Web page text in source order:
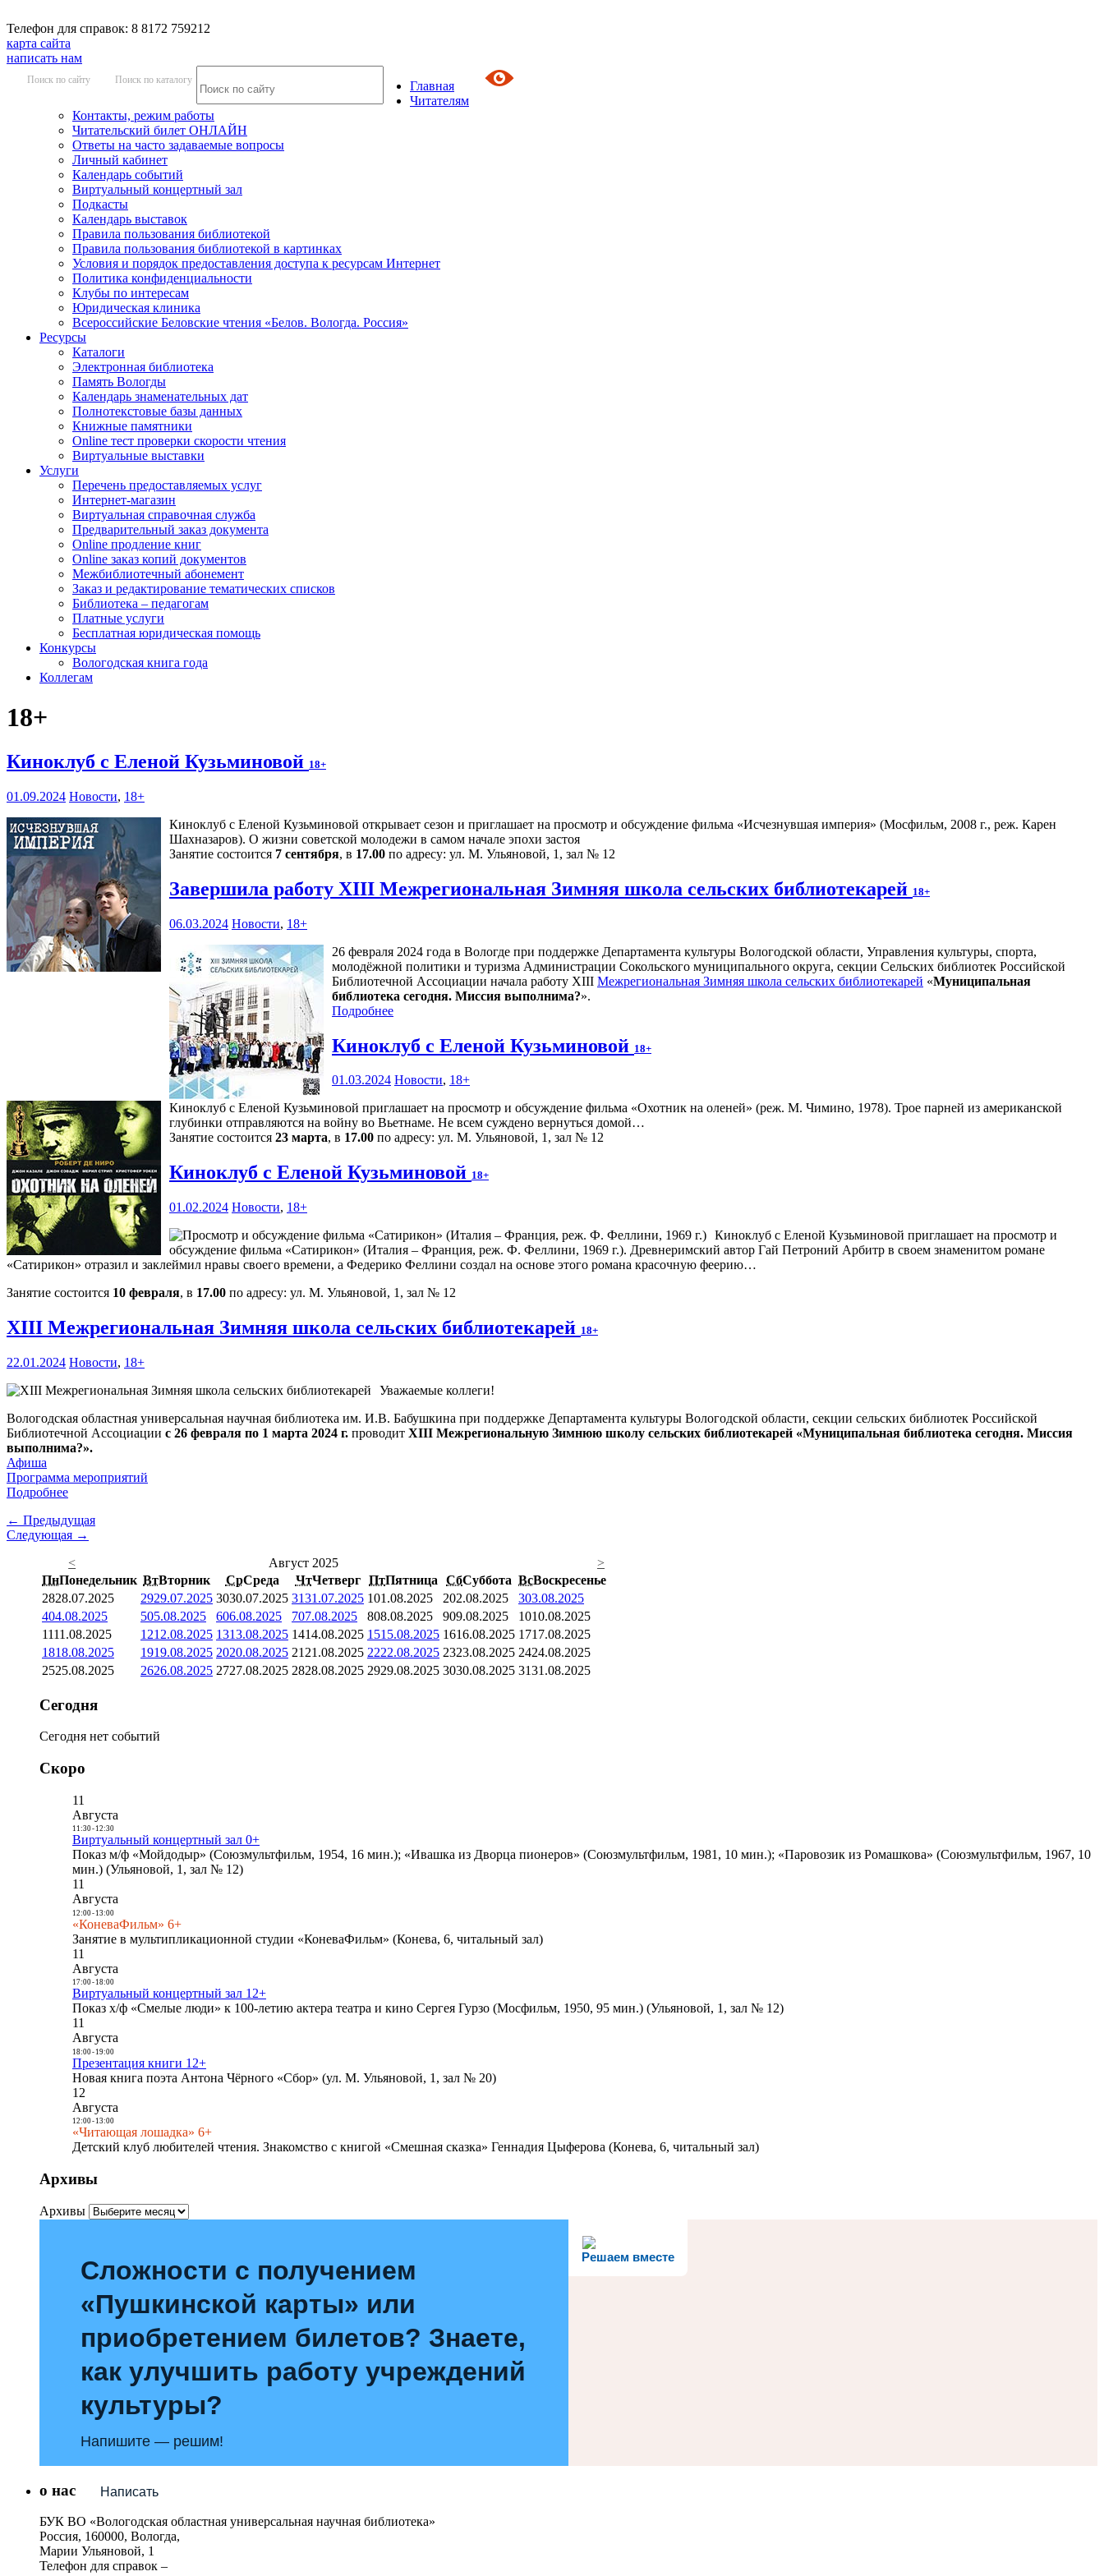
Телефон для справок: 8 8172 759212
карта сайта
написать нам
Поиск по сайту Поиск по каталогу
Главная
Читателям
Контакты, режим работы
Читательский билет ОНЛАЙН
Ответы на часто задаваемые вопросы
Личный кабинет
Календарь событий
Виртуальный концертный зал
Подкасты
Календарь выставок
Правила пользования библиотекой
Правила пользования библиотекой в картинках
Условия и порядок предоставления доступа к ресурсам Интернет
Политика конфиденциальности
Клубы по интересам
Юридическая клиника
Всероссийские Беловские чтения «Белов. Вологда. Россия»
Ресурсы
Каталоги
Электронная библиотека
Память Вологды
Календарь знаменательных дат
Полнотекстовые базы данных
Книжные памятники
Online тест проверки скорости чтения
Виртуальные выставки
Услуги
Перечень предоставляемых услуг
Интернет-магазин
Виртуальная справочная служба
Предварительный заказ документа
Online продление книг
Online заказ копий документов
Межбиблиотечный абонемент
Заказ и редактирование тематических списков
Библиотека – педагогам
Платные услуги
Бесплатная юридическая помощь
Конкурсы
Вологодская книга года
Коллегам
18+
Киноклуб с Еленой Кузьминовой 18+
01.09.2024 Новости, 18+
Киноклуб с Еленой Кузьминовой открывает сезон и приглашает на просмотр и обсуждение фильма «Исчезнувшая империя» (Мосфильм, 2008 г., реж. Карен
Шахназаров). О жизни советской молодежи в самом начале эпохи застоя
Занятие состоится 7 сентября, в 17.00 по адресу: ул. М. Ульяновой, 1, зал № 12
Завершила работу XIII Межрегиональная Зимняя школа сельских библиотекарей 18+
06.03.2024 Новости, 18+
26 февраля 2024 года в Вологде при поддержке Департамента культуры Вологодской области, Управления культуры, спорта,
молодёжной политики и туризма Администрации Сокольского муниципального округа, секции Сельских библиотек Российской
Библиотечной Ассоциации начала работу XIII Межрегиональная Зимняя школа сельских библиотекарей «Муниципальная
библиотека сегодня. Миссия выполнима?».
Подробнее
Киноклуб с Еленой Кузьминовой 18+
01.03.2024 Новости, 18+
Киноклуб с Еленой Кузьминовой приглашает на просмотр и обсуждение фильма «Охотник на оленей» (реж. М. Чимино, 1978). Трое парней из американской
глубинки отправляются на войну во Вьетнаме. Не всем суждено вернуться домой…
Занятие состоится 23 марта, в 17.00 по адресу: ул. М. Ульяновой, 1, зал № 12
Киноклуб с Еленой Кузьминовой 18+
01.02.2024 Новости, 18+
Киноклуб с Еленой Кузьминовой приглашает на просмотр и
обсуждение фильма «Сатирикон» (Италия – Франция, реж. Ф. Феллини, 1969 г.). Древнеримский автор Гай Петроний Арбитр в своем знаменитом романе
«Сатирикон» отразил и заклеймил нравы своего времени, а Федерико Феллини создал на основе этого романа красочную феерию…
Занятие состоится 10 февраля, в 17.00 по адресу: ул. М. Ульяновой, 1, зал № 12
XIII Межрегиональная Зимняя школа сельских библиотекарей 18+
22.01.2024 Новости, 18+
Уважаемые коллеги!
Вологодская областная универсальная научная библиотека им. И.В. Бабушкина при поддержке Департамента культуры Вологодской области, секции сельских библиотек Российской
Библиотечной Ассоциации с 26 февраля по 1 марта 2024 г. проводит XIII Межрегиональную Зимнюю школу сельских библиотекарей «Муниципальная библиотека сегодня. Миссия
выполнима?».
Афиша
Программа мероприятий
Подробнее
← Предыдущая
Следующая →
<
Август 2025
>
ПнПонедельник ВтВторник СрСреда ЧтЧетверг ПтПятница СбСуббота ВсВоскресенье
2828.07.2025 2929.07.2025 3030.07.2025 3131.07.2025 101.08.2025 202.08.2025 303.08.2025
404.08.2025 505.08.2025 606.08.2025 707.08.2025 808.08.2025 909.08.2025 1010.08.2025
1111.08.2025 1212.08.2025 1313.08.2025 1414.08.2025 1515.08.2025 1616.08.2025 1717.08.2025
1818.08.2025 1919.08.2025 2020.08.2025 21 21.08.2025 2222.08.2025 2323.08.2025 2424.08.2025
2525.08.2025 2626.08.2025 2727.08.2025 2828.08.2025 2929.08.2025 3030.08.2025 3131.08.2025
Сегодня
Сегодня нет событий
Скоро
11
Августа
11:30- 12:30
Виртуальный концертный зал 0+
Показ м/ф «Мойдодыр» (Союзмультфильм, 1954, 16 мин.); «Ивашка из Дворца пионеров» (Союзмультфильм, 1981, 10 мин.); «Паровозик из Ромашкова» (Союзмультфильм, 1967, 10
мин.) (Ульяновой, 1, зал № 12)
11
Августа
12:00- 13:00
«КоневаФильм» 6+
Занятие в мультипликационной студии «КоневаФильм» (Конева, 6, читальный зал)
11
Августа
17:00- 18:00
Виртуальный концертный зал 12+
Показ х/ф «Смелые люди» к 100-летию актера театра и кино Сергея Гурзо (Мосфильм, 1950, 95 мин.) (Ульяновой, 1, зал № 12)
11
Августа
18:00- 19:00
Презентация книги 12+
Новая книга поэта Антона Чёрного «Сбор» (ул. М. Ульяновой, 1, зал № 20)
12
Августа
12:00- 13:00
«Читающая лошадка» 6+
Детский клуб любителей чтения. Знакомство с книгой «Смешная сказка» Геннадия Цыферова (Конева, 6, читальный зал)
Архивы
Архивы
Решаем вместе
Сложности с получением
«Пушкинской карты» или
приобретением билетов? Знаете,
как улучшить работу учреждений
культуры?
Напишите — решим!
Написать
о нас
БУК ВО «Вологодская областная универсальная научная библиотека»
Россия, 160000, Вологда,
Марии Ульяновой, 1
Телефон для справок –